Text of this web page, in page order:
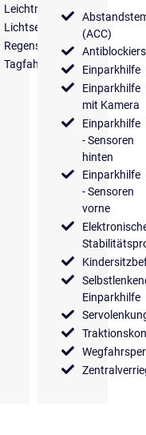
Leichtmetallfelgen
Lichtsensor
Regensensor
Tagfahrlicht
(ACC)
Einparkhilfe
Einparkhilfe
mit Kamera
Einparkhilfe
- Sensoren
hinten
Einparkhilfe
- Sensoren
vorne
Einparkhilfe